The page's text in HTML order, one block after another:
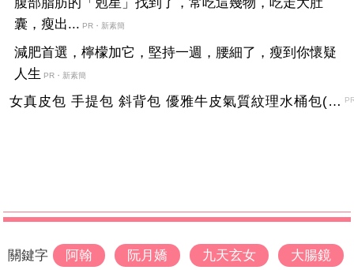
囊，瘦出... PR・新素簡
減肥首選，檸檬加它，堅持一週，腰細了，瘦到你懷疑
人生 PR・新素簡
女真皮包 手提包 斜背包 優雅牛皮氣質紋理水桶包(2色)【XBO7950112】＊艾美時尚(現+預)
關鍵字 阿翰 阮月嬌 九天玄女 大腸鏡